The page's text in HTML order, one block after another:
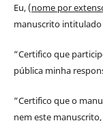
Eu, (nome por
manuscrito intitulado
“Certifico que
pública minha
“Certifico que o
nem este